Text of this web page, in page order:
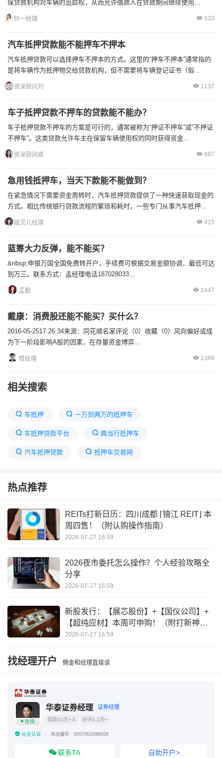
保贷款机构对车辆的追踪权，从而允许借款人在贷款期间继续使用...
玲一经理 533
汽车抵押贷款能不能押车不押本
汽车抵押贷款可以选择押车不押本的方式。这里的“押车不押本”通常指的
是将车辆作为抵押物交给贷款机构，但不需要将车辆登记证书（俗...
资深顾问刘 1137
车子抵押贷款不押车的贷款能不能办？
车子抵押贷款不押车的方案是可行的，通常被称为“押证不押车”或“不押证
不押车”。这类贷款允许车主在保留车辆使用权的同时获得资金...
资深顾问戚 687
急用钱抵押车，当天下款能不能做到？
在紧急情况下需要资金周转时，汽车抵押贷款提供了一种快速获取现金的
方式。相比传统银行贷款流程的繁琐和耗时，一些专门从事汽车抵押...
戚灵儿经理 415
蓝筹大力反弹，能不能买？
&nbsp;申银万国全国免费转开户，手续费可根据交易金额协调，最低可达
到万三。联系方式：孟经理电话187028033...
孟勤 1447
戴康：消费股还能不能买？买什么？
2016-05-2517:26:34来源：同花顺名家评论（0）收藏（0）风向偏好或成
为下一阶段影响A股的因素，在存量资金博弈...
楼经理 1366
相关搜索
车抵押 一万到两万的抵押车
车抵押贷款平台 典当行抵押车
汽车抵押贷款 抵押车交易网
抵押车出了车祸谁负责
二手车典当抵押 抵押车到底能不能买
热点推荐
REITs打新日历：四川成都 ⌈锦江 REIT⌋ 本
周四售！（附认购操作指南）
2026-07-27 16:59
2026夜市委托怎么操作？个人经验攻略全
分享
2026-07-27 16:59
新股发行：【展芯股份】+【国仪公司】+
【超纯应材】本周可申购！（附打新神
器）
2026-07-27 16:59
找经理开户 佣金和经理直接谈
在线
华泰证券经理 证券经理
帮助10万+人 好评4.1万+
从业认证 执业编号：S0570623080026
联系TA 自助开户>